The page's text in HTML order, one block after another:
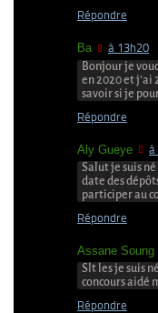
Répondre
Ba à 13h20
Bonjour je
en 2020 et j’ai
savoir si je
Répondre
Aly Gueye à
Salut je suis
date des
participer au
Répondre
Assane Soung
Slt les je suis
concours aidé
Répondre